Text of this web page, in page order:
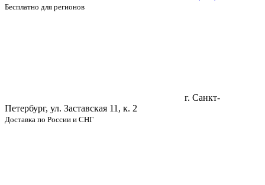
Бесплатно для регионов
г. Санкт-
Петербург, ул. Заставская 11, к. 2
Доставка по России и СНГ